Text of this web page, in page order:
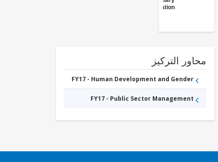
Education
التركيز
FY17 - Human Development and Gender
FY17 - Public Sector Management